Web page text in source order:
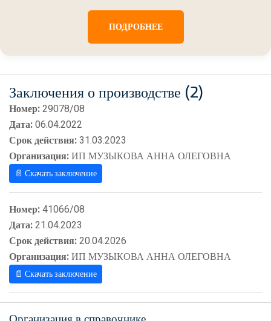
ПОДРОБНЕЕ
Заключения о производстве (2)
Номер:29078/08
Дата:06.04.2022
Срок действия:31.03.2023
Организация:ИП МУЗЫКОВА АННА ОЛЕГОВНА
📄 Скачать заключение
Номер:41066/08
Дата:21.04.2023
Срок действия:20.04.2026
Организация:ИП МУЗЫКОВА АННА ОЛЕГОВНА
📄 Скачать заключение